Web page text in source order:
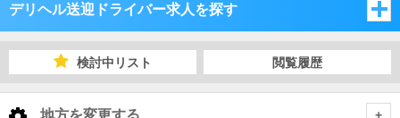
デリヘル送迎ドライバー求人を探す
東京都
検討中リスト 閲覧履歴